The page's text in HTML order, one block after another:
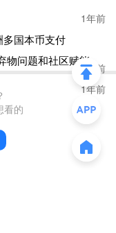
着，
人民币换算，约753
。
儿童烧伤风险”，所
、米色、绿色和红
丝边，衣领处有白
在Temu独家线上销
1年前
市场，支持非洲多
1年前
解决全球纺织废弃物
1年前